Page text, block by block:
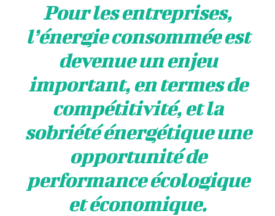
Pour les entreprises,
l’énergie consommée est
devenue un enjeu
important, en termes de
compétitivité, et la
sobriété énergétique une
opportunité de
performance écologique
et économique.